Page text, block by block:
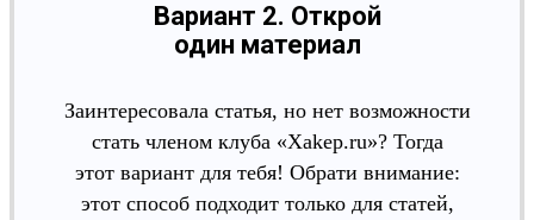
Вариант 2. Открой
один материал
Заинтересовала статья, но нет возможности
стать членом клуба «Xakep.ru»? Тогда
этот вариант для тебя! Обрати внимание:
этот способ подходит только для статей,